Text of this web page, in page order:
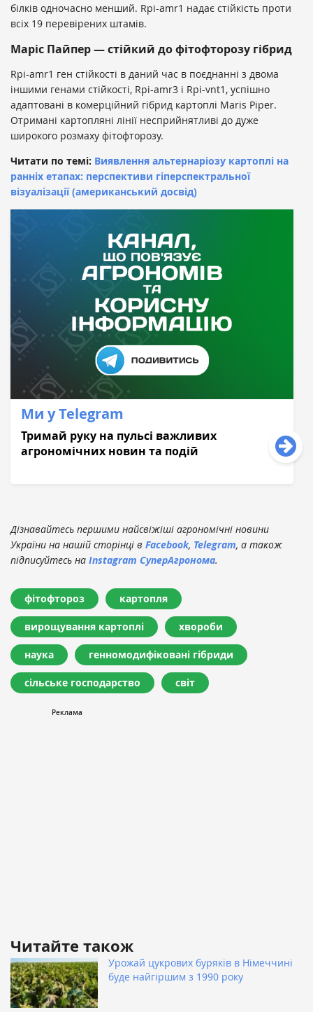
білків одночасно менший. Rpi-amr1 надає стійкість проти
всіх 19 перевірених штамів.
Маріс Пайпер — стійкий до фітофторозу гібрид
Rpi-amr1 ген стійкості в даний час в поєднанні з двома
іншими генами стійкості, Rpi-amr3 і Rpi-vnt1, успішно
адаптовані в комерційний гібрид картоплі Maris Piper.
Отримані картопляні лінії несприйнятливі до дуже
широкого розмаху фітофторозу.
Читати по темі: Виявлення альтернаріозу картоплі на
ранніх етапах: перспективи гіперспектральної
візуалізації (американський досвід)
Ми у Telegram
Тримай руку на пульсі важливих
агрономічних новин та подій
Дізнавайтесь першими найсвіжіші агрономічні новини
України на нашій сторінці в Facebook, Telegram, а також
підписуйтесь на Instagram СуперАгронома.
фітофтороз картопля
вирощування картоплі хвороби
наука генномодифіковані гібриди
сільське господарство світ
Читайте також
Урожай цукрових буряків в Німеччині
буде найгіршим з 1990 року